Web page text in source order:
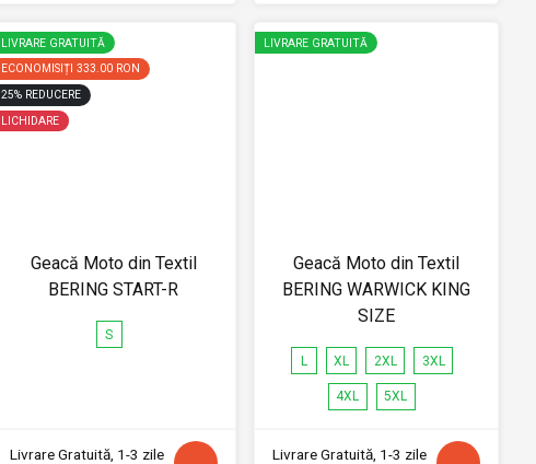
LIVRARE GRATUITĂ
ECONOMISIȚI 333.00 RON
25% REDUCERE
LICHIDARE
Geacă Moto din Textil
BERING START-R
S
Livrare Gratuită, 1-3 zile
LIVRARE GRATUITĂ
Geacă Moto din Textil
BERING WARWICK KING
SIZE
L XL 2XL 3XL
4XL 5XL
Livrare Gratuită, 1-3 zile